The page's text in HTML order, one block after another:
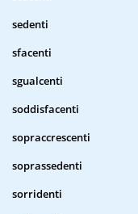
sedenti
sfacenti
sgualcenti
soddisfacenti
sopraccrescenti
soprassedenti
sorridenti